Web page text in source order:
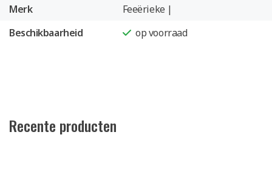
Merk
Feeërieke |
Beschikbaarheid
op voorraad
Recente producten